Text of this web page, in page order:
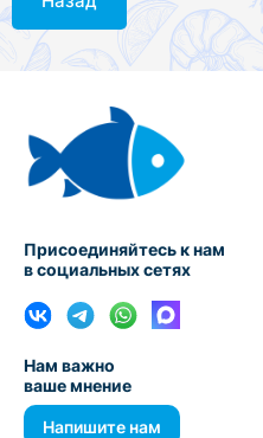
Присоединяйтесь к нам
в социальных сетях
Нам важно
ваше мнение
Напишите нам